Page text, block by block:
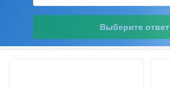
Выберите ответ